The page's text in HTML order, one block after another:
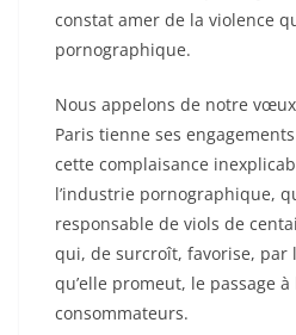
constat amer de la violence
pornographique.
Nous appelons de notre
Paris tienne ses
cette complaisance
l’industrie pornographique,
responsable de viols de
qui, de surcroît, favorise, par
qu’elle promeut, le passage à
consommateurs.